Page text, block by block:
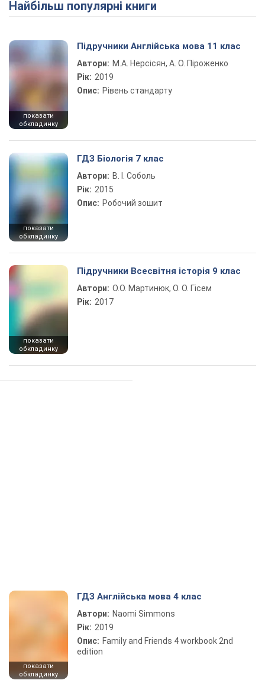
Найбільш популярні книги
показати
обкладинку
Підручники Англійська мова 11 клас
Автори: М.А. Нерсісян, А. О. Піроженко
Рік: 2019
Опис: Рівень стандарту
показати
обкладинку
ГДЗ Біологія 7 клас
Автори: В. І. Соболь
Рік: 2015
Опис: Робочий зошит
показати
обкладинку
Підручники Всесвітня історія 9 клас
Автори: О.О. Мартинюк, О. О. Гісем
Рік: 2017
показати
обкладинку
ГДЗ Англійська мова 4 клас
Автори: Naomi Simmons
Рік: 2019
Опис: Family and Friends 4 workbook 2nd
edition